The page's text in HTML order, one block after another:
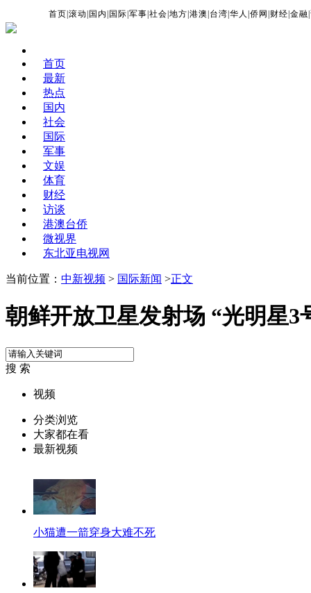
首页 |滚动 国内 国际 |军事 |社会 |地方 |港澳 台湾 |华人 |侨网 财经 |金融 |
首页
最新
热点
国内
社会
国际
军事
文娱
体育
财经
访谈
港澳台侨
微视界
东北亚电视网
当前位置： 中新视频 > 国际新闻 >正文
朝鲜开放卫星发射场 “光明星3
搜 索
视频
分类浏览
大家都在看
最新视频
小猫遭一箭穿身大难不死